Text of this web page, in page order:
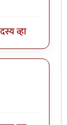
व्हा